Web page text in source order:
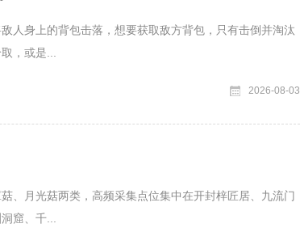
人身上的背包击落，想要获取敌方背包，只有击倒并淘汰
，或是...
2026-08-03
、月光菇两类，高频采集点位集中在开封梓匠居、九流门
窟、千...